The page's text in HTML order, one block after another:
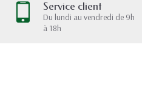
Service client
Du lundi au vendredi de 9h
à 18h